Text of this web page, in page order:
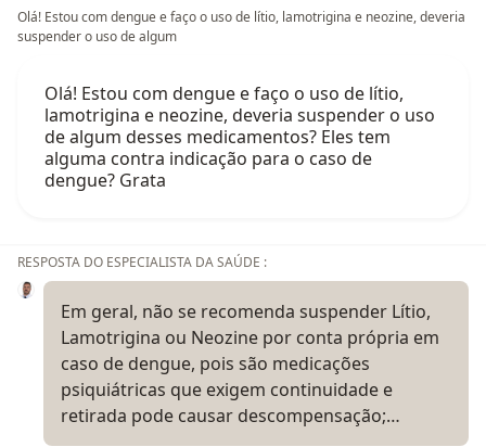
Olá! Estou com dengue e faço o uso de lítio, lamotrigina e neozine, deveria
suspender o uso de algum
Olá! Estou com dengue e faço o uso de lítio,
lamotrigina e neozine, deveria suspender o uso
de algum desses medicamentos? Eles tem
alguma contra indicação para o caso de
dengue? Grata
RESPOSTA DO ESPECIALISTA DA SAÚDE :
Em geral, não se recomenda suspender Lítio,
Lamotrigina ou Neozine por conta própria em
caso de dengue, pois são medicações
psiquiátricas que exigem continuidade e
retirada pode causar descompensação;…